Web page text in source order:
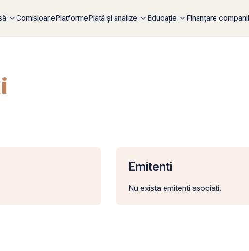
ComisioanePlatformePiață și analize Educație Finanțare companii
Emitenti
Nu exista emitenti asociati.